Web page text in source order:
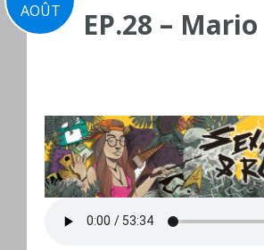
AOÛT
EP.28 –